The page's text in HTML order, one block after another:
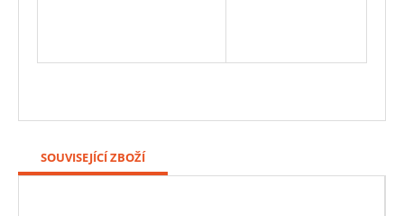
SOUVISEJÍCÍ ZBOŽÍ